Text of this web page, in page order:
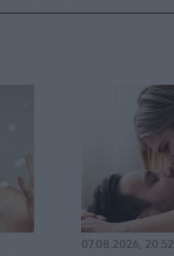
07.08.2026, 20:52